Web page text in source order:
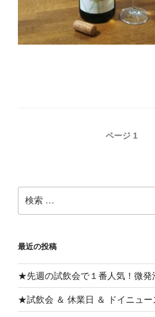
ゲ
ー
ョ
ン
ページ 1
検
索:
最近の投稿
★先週の試飲会で１番人気！微発
★試飲会 ＆ 休業日 ＆ ドイニュ